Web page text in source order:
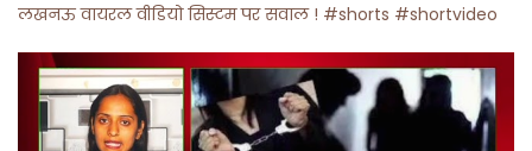
लखनऊ वायरल वीडियो सिस्टम पर सवाल ! #shorts #shortvideo